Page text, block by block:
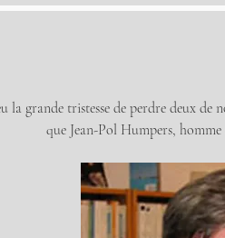
la grande tristesse de perdre deux
que Jean-Pol Humpers,